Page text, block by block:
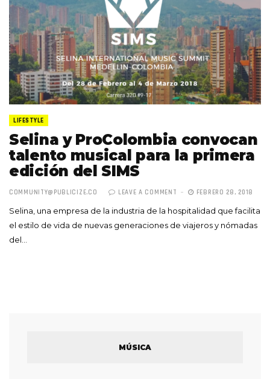
LIFESTYLE
Selina y ProColombia convocan
talento musical para la primera
edición del SIMS
COMMUNITY@PUBLICIZE.CO LEAVE A COMMENT FEBRERO 28, 2018
Selina, una empresa de la industria de la hospitalidad que facilita
el estilo de vida de nuevas generaciones de viajeros y nómadas
del…
MÚSICA